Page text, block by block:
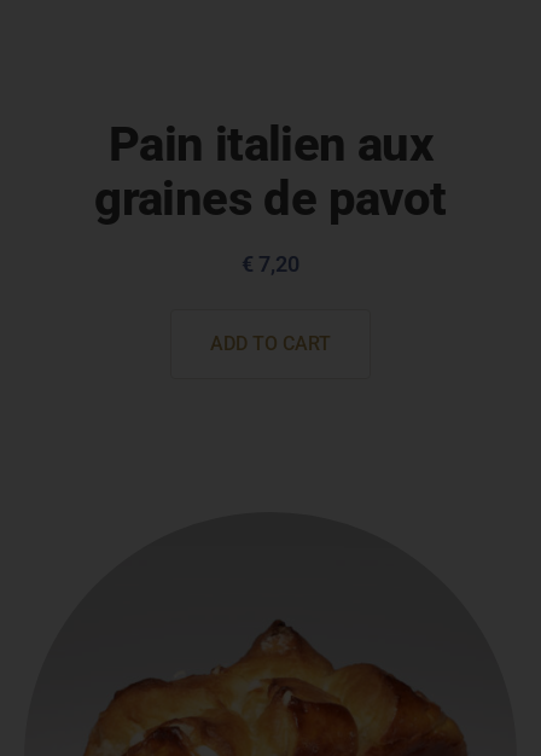
Pain italien aux
graines de pavot
€ 7,20
ADD TO CART